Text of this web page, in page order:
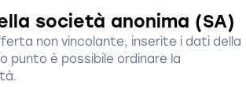
società anonima (SA)
non vincolante, inserite i dati della
punto è possibile ordinare la